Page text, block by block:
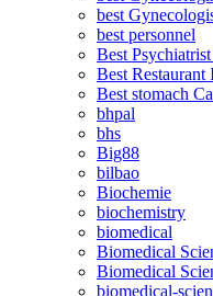
best
best personnel
Best
Best
Best stomach
bhpal
bhs
Big88
bilbao
Biochemie
biochemistry
biomedical
Biomedical
Biomedical
biomedical-